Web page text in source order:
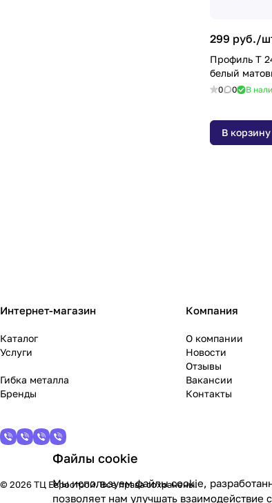
299 руб./
Профиль Т
белый
0 0 В
В корзину
Интернет-магазин
Каталог
Услуги
Гибка металла
Бренды
Компания
О компании
Новости
Отзывы
Вакансии
Контакты
© 2026 ТЦ Еврострой. Все права сохранены.
Файлы cookie
Мы используем файлы cookie,
позволяет нам улучшать